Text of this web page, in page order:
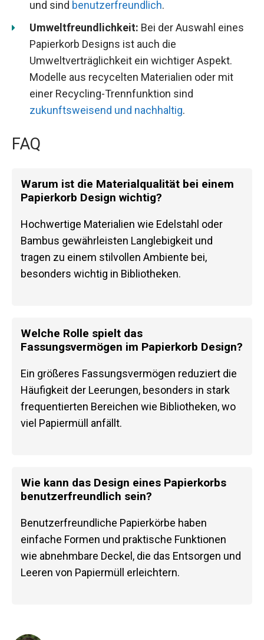
und sind benutzerfreundlich.
Umweltfreundlichkeit: Bei der Auswahl eines
Papierkorb Designs ist auch die
Umweltverträglichkeit ein wichtiger Aspekt.
Modelle aus recycelten Materialien oder mit
einer Recycling-Trennfunktion sind
zukunftsweisend und nachhaltig.
FAQ
Warum ist die Materialqualität bei einem
Papierkorb Design wichtig?
Hochwertige Materialien wie Edelstahl oder
Bambus gewährleisten Langlebigkeit und
tragen zu einem stilvollen Ambiente bei,
besonders wichtig in Bibliotheken.
Welche Rolle spielt das
Fassungsvermögen im Papierkorb Design?
Ein größeres Fassungsvermögen reduziert die
Häufigkeit der Leerungen, besonders in stark
frequentierten Bereichen wie Bibliotheken, wo
viel Papiermüll anfällt.
Wie kann das Design eines Papierkorbs
benutzerfreundlich sein?
Benutzerfreundliche Papierkörbe haben
einfache Formen und praktische Funktionen
wie abnehmbare Deckel, die das Entsorgen und
Leeren von Papiermüll erleichtern.